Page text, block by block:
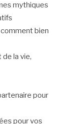
mythiques
bien
de la vie,
pour
pour vos